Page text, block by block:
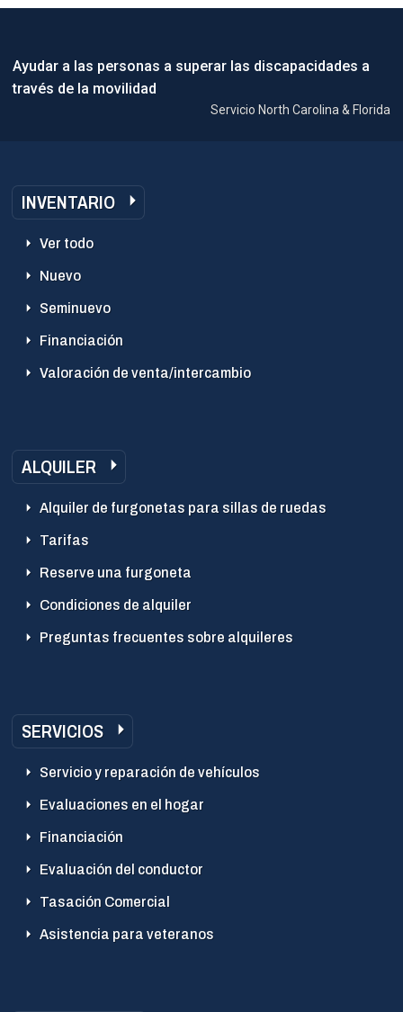
Ayudar a las personas a superar las discapacidades a
través de la movilidad
Servicio North Carolina & Florida
INVENTARIO
Ver todo
Nuevo
Seminuevo
Financiación
Valoración de venta/intercambio
ALQUILER
Alquiler de furgonetas para sillas de ruedas
Tarifas
Reserve una furgoneta
Condiciones de alquiler
Preguntas frecuentes sobre alquileres
SERVICIOS
Servicio y reparación de vehículos
Evaluaciones en el hogar
Financiación
Evaluación del conductor
Tasación Comercial
Asistencia para veteranos